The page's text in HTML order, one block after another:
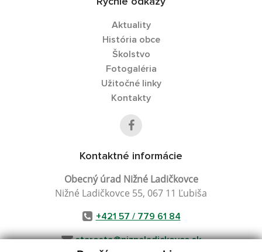
Aktuality
História obce
Školstvo
Fotogaléria
Užitočné linky
Kontakty
Kontaktné informácie
Obecný úrad Nižné Ladičkovce
Nižné Ladičkovce 55, 067 11 Ľubiša
+421 57 / 779 61 84
starosta@nizneladickovce.sk